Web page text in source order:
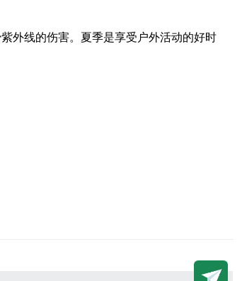
外线的伤害。夏季是享受户外活动的好时